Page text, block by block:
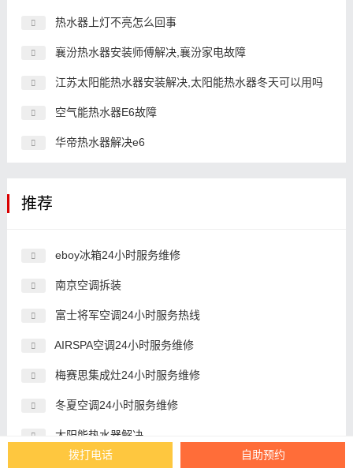
热水器上灯不亮怎么回事
襄汾热水器安装师傅解决,襄汾家电故障
江苏太阳能热水器安装解决,太阳能热水器冬天可以用吗
空气能热水器E6故障
华帝热水器解决e6
推荐
eboy冰箱24小时服务维修
南京空调拆装
富士将军空调24小时服务热线
AIRSPA空调24小时服务维修
梅赛思集成灶24小时服务维修
冬夏空调24小时服务维修
太阳能热水器解决
三角油烟机24小时服务维修
拨打电话 自助预约